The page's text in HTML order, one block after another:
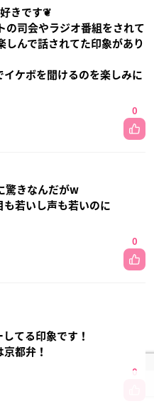
きです❦
の司会やラジオ番組をされて
しんで話されてた印象があり
ケボを聞けるのを楽しみに
0
驚きなんだがw
若いし声も若いのに
0
てる印象です！
都弁！
0